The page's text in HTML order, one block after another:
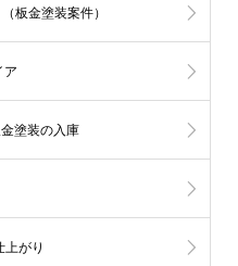
板金塗装案件）
ア
塗装の入庫
がり